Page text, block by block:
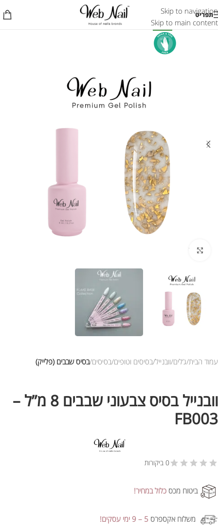
Skip to navigation
Skip to main content
תפריט
חדש
לחץ להגדלת התמונה
עמוד הבית ג’לים וובנייל בסיסים וטופים בסיסים בסיס שבבים (פלייק)
וובנייל בסיס צבעוני שבבים 8 מ”ל –
FB003
0 ביקורות
ביטוח מכס כלול במחיר!
משלוח אקספרס 5 – 9 ימי עסקים!